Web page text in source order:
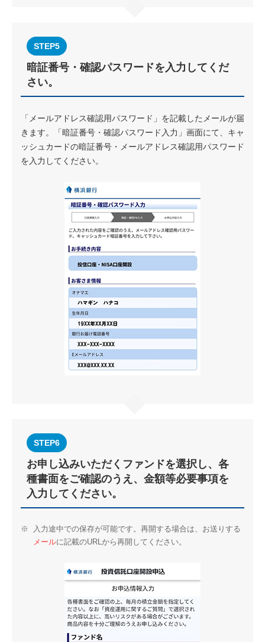
STEP5
暗証番号・確認パスワードを入力してくだ
さい。
「メールアドレス確認用パスワード」を記載したメールが届
きます。「暗証番号・確認パスワード入力」画面にて、キャ
ッシュカードの暗証番号・メールアドレス確認用パスワード
を入力してください。
STEP6
お申し込みいただくファンドを選択し、各
種書面をご確認のうえ、金額等必要事項を
入力してください。
※
入力途中での保存が可能です。再開する場合は、お送りする
メールに記載のURLから再開してください。